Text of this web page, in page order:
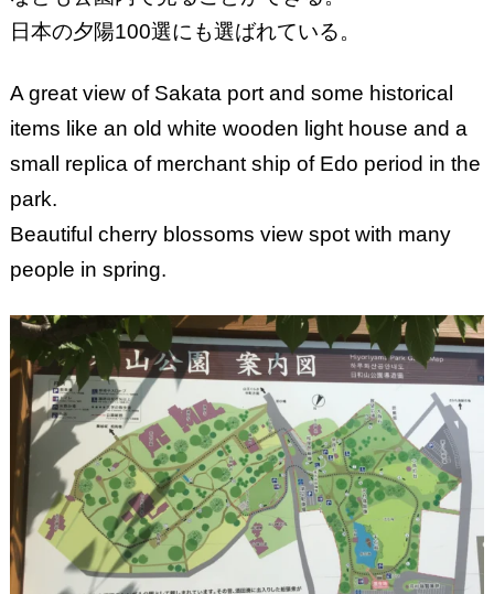
日本の夕陽100選にも選ばれている。
A great view of Sakata port and some historical
items like an old white wooden light house and a
small replica of merchant ship of Edo period in the
park.
Beautiful cherry blossoms view spot with many
people in spring.